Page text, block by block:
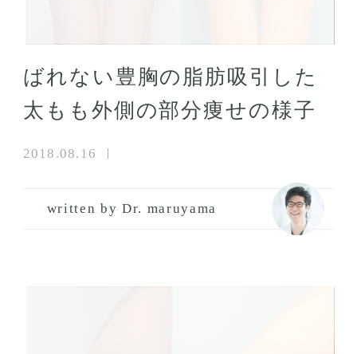
ばれない豊胸の脂肪吸引した
太もも外側の部分痩せの様子
2018.08.16
written by Dr. maruyama